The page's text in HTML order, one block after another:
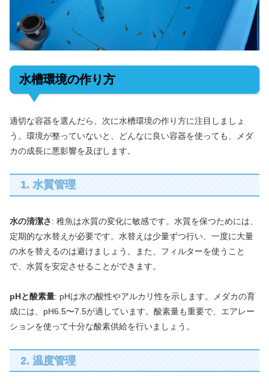
水槽環境の作り方
適切な容器を選んだら、次に水槽環境の作り方に注目しましょ
う。環境が整っていないと、どんなに良い容器を使っても、メダ
カの成長に悪影響を及ぼします。
1. 水質管理
水の清潔さ: 稚魚は水質の変化に敏感です。水質を保つためには、
定期的な水替えが必要です。水替えは少量ずつ行い、一度に大量
の水を替えるのは避けましょう。また、フィルターを使うこと
で、水質を安定させることができます。
pHと酸素量: pHは水の酸性やアルカリ性を示します。メダカの育
成には、pH6.5〜7.5が適しています。酸素量も重要で、エアレー
ションを使って十分な酸素供給を行いましょう。
2. 温度管理